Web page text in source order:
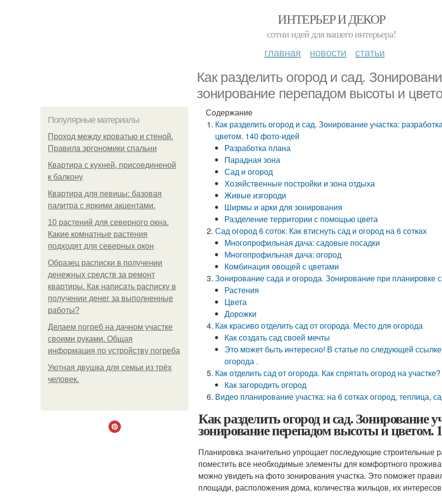
ИНТЕРЬЕР И ДЕКОР
сотни идей для вашего интерьера!
главная новости статьи
Как разделить огород и сад.
зонирование перепадом высоты и
Популярные материалы
Проход между кроватью и стеной.
Правила эргономики спальни
Квартира с кухней, присоединеной
к балкону
Квартира для певицы: базовая
палитра с яркими акцентами.
10 растений для северного окна.
Какие комнатные растения
подходят для северных окон
Образец расписки в получении
денежных средств за ремонт
квартиры. Как написать расписку в
получении денег за выполненные
работы?
Делаем погреб на дачном участке
своими руками. Общая
информация по устройству погреба
Уютная двушка для семьи из трёх
человек.
Содержание
Как разделить огород и сад. Зонирование участка:
цветом. 140 фото-идей
Разработка плана
Парадная зона
Сад и огород
Хозяйственные постройки и зона отдыха
Живые изгороди
Ширмы и арки для зонирования
Разделение территории с помощью цвета
Сад огород 6 соток. Как втиснуть сад и огород на 6 сотках
Многопрофильная дача: садовые посадки
Многопрофильная дача: огород
Комбинация овощей с цветами
Зонирование сада и огорода. Зонирование при планировке
Растения
Цвета
Дорожки
Как красиво отделить сад от огорода. Место для огорода
Как создать сад своей мечты
Это может быть интересно! В статье по следующей
огорода .
Как отделить сад от огорода. Как спрятать огород на участке?
Как загородить огород
Видео планирование участка: на 6 сотках огород, теплица,
Как разделить огород и сад. Зонирование
зонирование перепадом высоты и цветом.
Планировка значительно упрощает последующие строительные
поместить все необходимые элементы для комфортного
можно увидеть на фото зонирования участка. Это поможет
площади, расположения дома, количества жильцов, их